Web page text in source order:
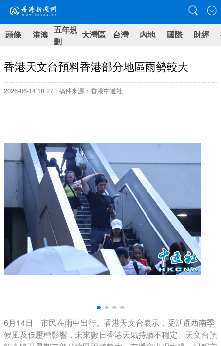
頭條 港澳 五年規
劃
大灣區 台灣 內地 國際 財經
香港天文台預料香港部分地區雨勢較大
2026-06-14 18:27 | 稿件來源：香港中通社
6月14日，市民在雨中出行。香港天文台表示，受活躍西南季
候風及低壓槽影響，未來數日香港天氣持續不穩定。天文台預